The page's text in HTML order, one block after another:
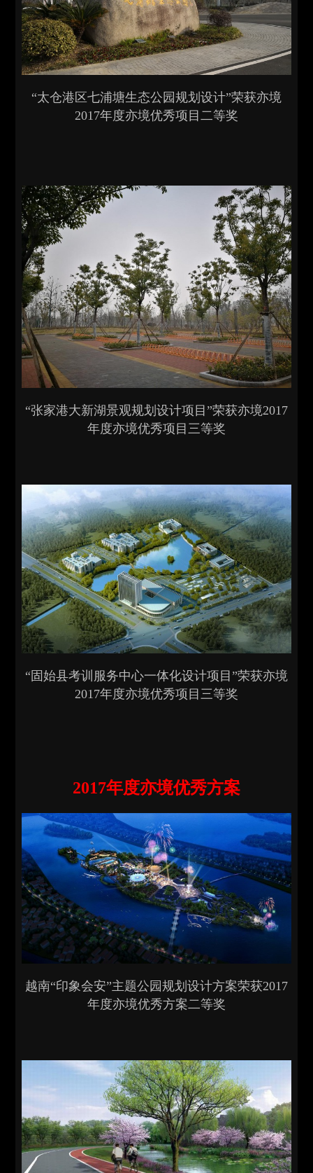
“太仓港区七浦塘生态公园规划设计”荣获亦境
2017年度亦境优秀项目二等奖
“张家港大新湖景观规划设计项目”荣获亦境2017
年度亦境优秀项目三等奖
“固始县考训服务中心一体化设计项目”荣获亦境
2017年度亦境优秀项目三等奖
2017年度亦境优秀方案
越南“印象会安”主题公园规划设计方案荣获2017
年度亦境优秀方案二等奖